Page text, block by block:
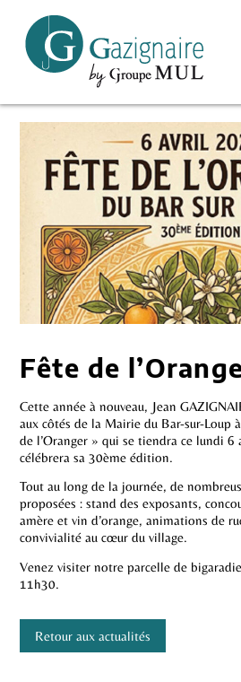
Fête de
Cette année à nouveau, Jean
aux côtés de la Mairie du Bar-sur-Loup
de l’Oranger » qui se tiendra ce lundi
célébrera sa 30ème édition.
Tout au long de la journée, de
proposées : stand des exposants,
amère et vin d’orange, animations de
convivialité au cœur du village.
Venez visiter notre parcelle de
11h30.
Retour aux actualités